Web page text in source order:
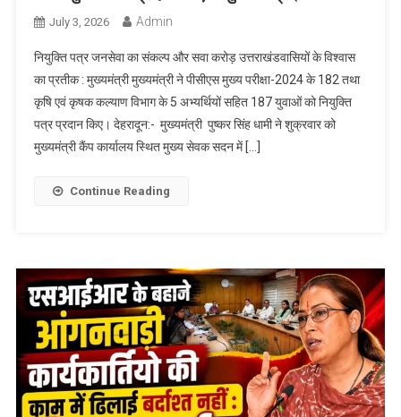
July 3, 2026 Admin
नियुक्ति पत्र जनसेवा का संकल्प और सवा करोड़ उत्तराखंडवासियों के विश्वास
का प्रतीक : मुख्यमंत्री मुख्यमंत्री ने पीसीएस मुख्य परीक्षा-2024 के 182 तथा
कृषि एवं कृषक कल्याण विभाग के 5 अभ्यर्थियों सहित 187 युवाओं को नियुक्ति
पत्र प्रदान किए। देहरादून:- मुख्यमंत्री पुष्कर सिंह धामी ने शुक्रवार को
मुख्यमंत्री कैंप कार्यालय स्थित मुख्य सेवक सदन में […]
Continue Reading